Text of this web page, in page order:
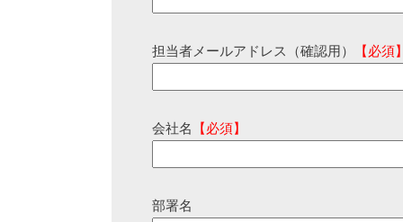
担当者メールアドレス（確認用） 【必須
会社名 【必須】
部署名